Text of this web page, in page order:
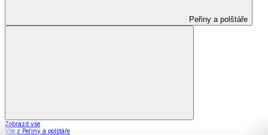
Peřiny a polštáře
Zobrazit vše
Vše z Peřiny a polštáře